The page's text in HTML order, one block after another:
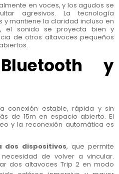
en voces, y los agudos se
agresivos. La tecnología
y mantiene la claridad incluso en
el sonido se proyecta bien y
de otros altavoces pequeños
y
conexión estable, rápida y sin
de 15m en espacio abierto. El
y la reconexión automática es
dos dispositivos, que permite
de volver a vincular.
dos altavoces Trip 2 en modo